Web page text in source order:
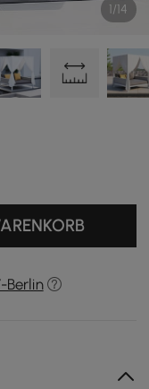
1/14
Berlin